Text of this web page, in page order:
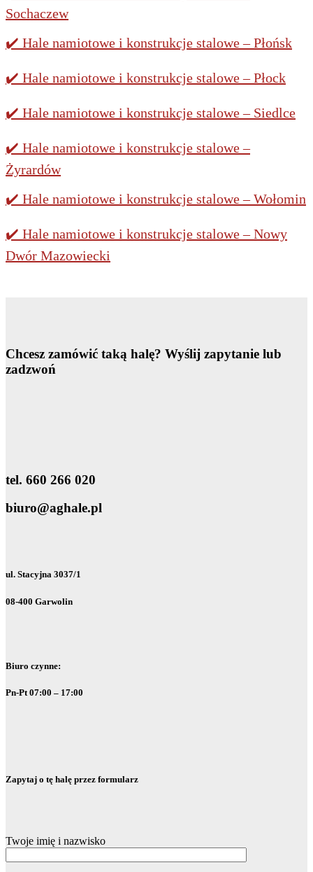
Sochaczew
✔️ Hale namiotowe i konstrukcje stalowe – Płońsk
✔️ Hale namiotowe i konstrukcje stalowe – Płock
✔️ Hale namiotowe i konstrukcje stalowe – Siedlce
✔️ Hale namiotowe i konstrukcje stalowe –
Żyrardów
✔️ Hale namiotowe i konstrukcje stalowe – Wołomin
✔️ Hale namiotowe i konstrukcje stalowe – Nowy
Dwór Mazowiecki
Chcesz zamówić taką halę? Wyślij zapytanie lub
zadzwoń
tel. 660 266 020
biuro@aghale.pl
ul. Stacyjna 3037/1
08-400 Garwolin
Biuro czynne:
Pn-Pt 07:00 – 17:00
Zapytaj o tę halę przez formularz
Twoje imię i nazwisko